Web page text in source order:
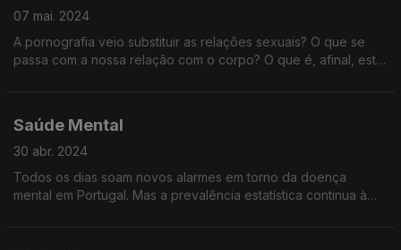
07 mai. 2024
A pornografia veio substituir as relações sexuais? O que se
passa com a nossa relação com o corpo? O que é, afinal, este
Saúde Mental
30 abr. 2024
Todos os dias soam novos alarmes em torno da doença
mental em Portugal. Mas a prevalência estatística continua à